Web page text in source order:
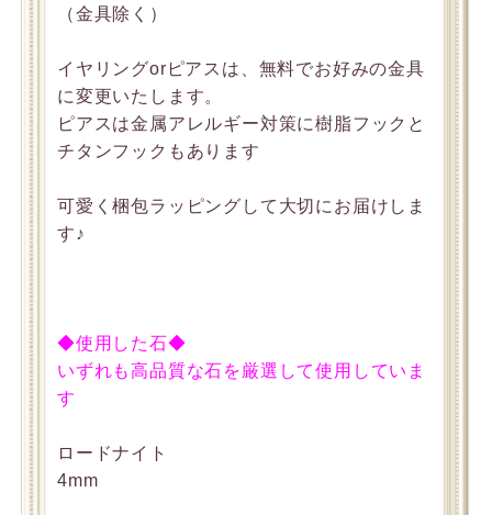
（金具除く）
イヤリングorピアスは、無料でお好みの金具
に変更いたします。
ピアスは金属アレルギー対策に樹脂フックと
チタンフックもあります
可愛く梱包ラッピングして大切にお届けしま
す♪
◆使用した石◆
いずれも高品質な石を厳選して使用していま
す
ロードナイト
4mm